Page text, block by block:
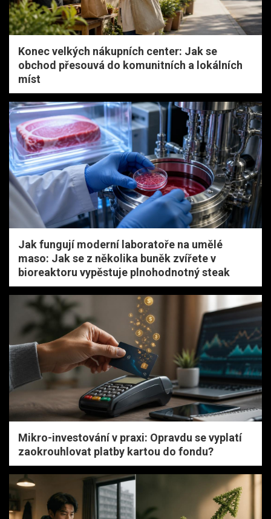
Konec velkých nákupních center: Jak se
obchod přesouvá do komunitních a lokálních
míst
Jak fungují moderní laboratoře na umělé
maso: Jak se z několika buněk zvířete v
bioreaktoru vypěstuje plnohodnotný steak
Mikro-investování v praxi: Opravdu se vyplatí
zaokrouhlovat platby kartou do fondu?